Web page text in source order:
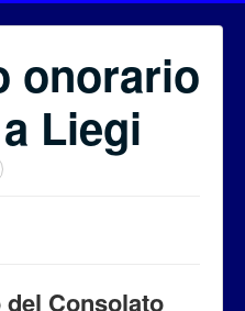
onorario
Liegi
Consolato